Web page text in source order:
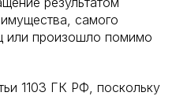
самого
или произошло помимо
1103 ГК РФ, поскольку